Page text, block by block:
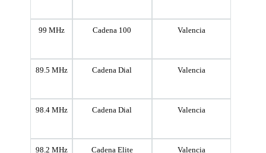
99 MHz Cadena 100 Valencia
89.5 MHz Cadena Dial Valencia
98.4 MHz Cadena Dial Valencia
98.2 MHz Cadena Elite Valencia